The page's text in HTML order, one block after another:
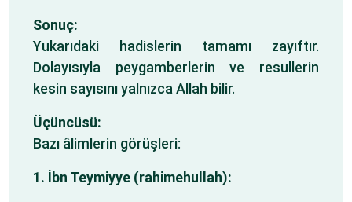
Sonuç:
Yukarıdaki hadislerin tamamı zayıftır.
Dolayısıyla peygamberlerin ve resullerin
kesin sayısını yalnızca Allah bilir.
Üçüncüsü:
Bazı âlimlerin görüşleri:
1. İbn Teymiyye (rahimehullah):